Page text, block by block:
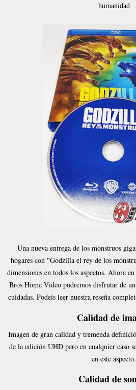
humanidad
Una nueva entrega de los monstruos
hogares con "Godzilla el rey de los
dimensiones en todos los aspectos. Ahora
Bros Home Video podremos disfrutar de
cuidadas. Podeis leer nuestra reseña
Calidad de
Imagen de gran calidad y tremenda
de la edición UHD pero en cualquier caso
en este aspecto.
Calidad de